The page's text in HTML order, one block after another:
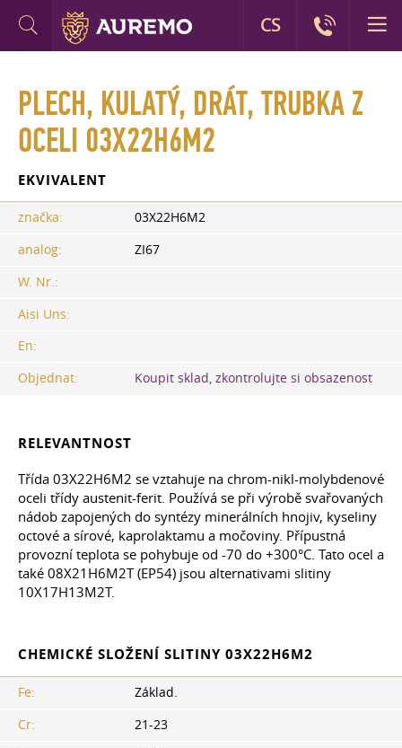
PLECH, KULATÝ, DRÁT, TRUBKA Z
OCELI 03X22H6M2
EKVIVALENT
značka:
03Х22Н6М2
analog:
ZI67
W. Nr.:
Aisi Uns:
En:
Objednat:
Koupit sklad, zkontrolujte si obsazenost
RELEVANTNOST
Třída 03X22H6M2 se vztahuje na chrom-nikl-molybdenové
oceli třídy austenit-ferit. Používá se při výrobě svařovaných
nádob zapojených do syntézy minerálních hnojiv, kyseliny
octové a sírové, kaprolaktamu a močoviny. Přípustná
provozní teplota se pohybuje od -70 do +300°С. Tato ocel a
také 08X21H6M2T (EP54) jsou alternativami slitiny
10X17H13M2T.
CHEMICKÉ SLOŽENÍ SLITINY 03X22H6M2
Fe:
Základ.
Cr:
21-23
CS